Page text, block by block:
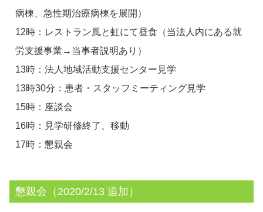
病棟、急性期治療病棟を展開）
12時：レストラン風と虹にて昼食（当法人内にある就
労支援事業→当事者説明あり）
13時：法人地域活動支援センター見学
13時30分：患者・スタッフミーティング見学
15時：座談会
16時：見学研修終了、移動
17時：懇親会
懇親会（2020/2/13 追加）